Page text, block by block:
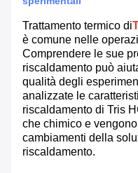
Trattamento termico di
è comune nelle
Comprendere le sue
riscaldamento può
qualità degli
analizzate le
riscaldamento di Tris
che chimico e
cambiamenti della
riscaldamento.